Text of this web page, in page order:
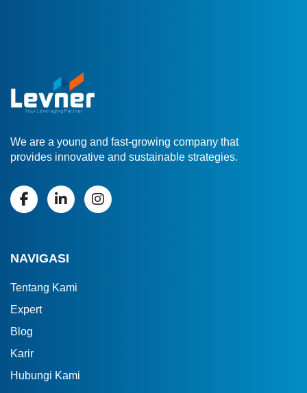
We are a young and fast-growing company that
provides innovative and sustainable strategies.
NAVIGASI
Tentang Kami
Expert
Blog
Karir
Hubungi Kami